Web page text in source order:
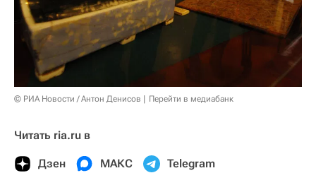
© РИА Новости / Антон Денисов Перейти в медиабанк
Читать ria.ru в
Дзен МАКС Telegram